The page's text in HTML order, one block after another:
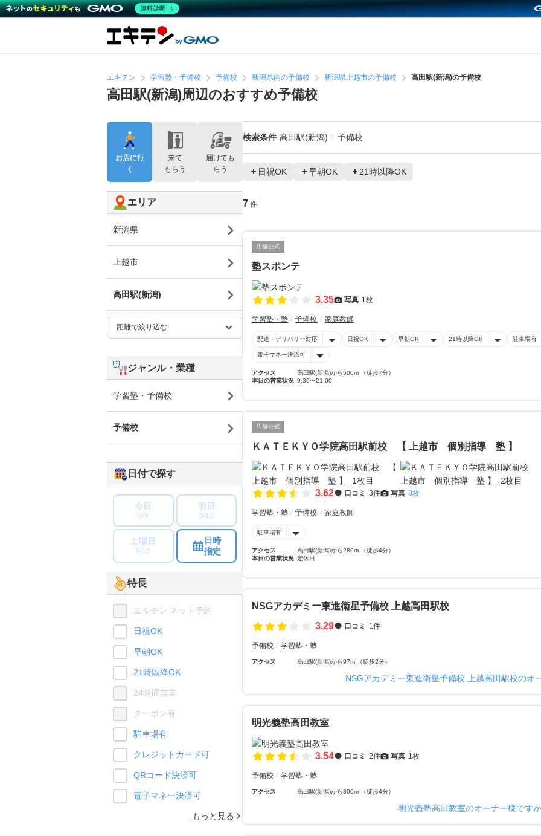
エキテン 学習塾・予備校 予備校 新潟県内の予備校 新潟県上越市の予備校 高田駅(新潟)の予備校
高田駅(新潟)周辺のおすすめ予備校
検索条件 高田駅(新潟) 予備校
日祝OK 早朝OK 21時以降OK
7 件
店舗公式
塾スポンテ
3.35 写真 1枚
学習塾・塾 予備校 家庭教師
配達・デリバリー対応 日祝OK 早朝OK 21時以降OK 駐車場有
電子マネー決済可
アクセス
高田駅(新潟)から500m （徒歩7分）
本日の営業状況 9:30〜21:00
店舗公式
ＫＡＴＥＫＹＯ学院高田駅前校 【 上越市 個別指導 塾 】
3.62 口コミ 3件 写真 8枚
学習塾・塾 予備校 家庭教師
駐車場有
アクセス
高田駅(新潟)から280m （徒歩4分）
本日の営業状況 定休日
NSGアカデミー東進衛星予備校 上越高田駅校
3.29
口コミ 1件
予備校 学習塾・塾
アクセス 高田駅(新潟)から97m （徒歩2分）
NSGアカデミー東進衛星予備校 上越高田駅校のオ
明光義塾高田教室
3.54 口コミ 2件 写真 1枚
予備校 学習塾・塾
アクセス 高田駅(新潟)から300m （徒歩4分）
明光義塾高田教室のオーナー様です
お店に行
く
来て
もらう
届けても
らう
エリア
新潟県
上越市
高田駅(新潟)
ジャンル・業種
学習塾・予備校
予備校
日付で探す
今日
8/9
明日
8/10
土曜日
8/15
日時
指定
特長
エキテン ネット予約
日祝OK
早朝OK
21時以降OK
24時間営業
クーポン有
駐車場有
クレジットカード可
QRコード決済可
電子マネー決済可
もっと見る
無料診断